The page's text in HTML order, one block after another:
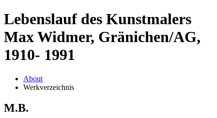
Lebenslauf des Kunstmalers
Max Widmer, Gränichen/AG,
1910- 1991
About
Werkverzeichnis
M.B.